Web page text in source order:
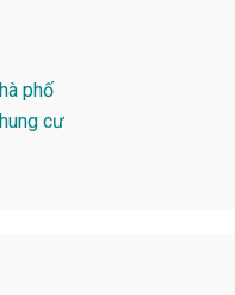
phố
cư